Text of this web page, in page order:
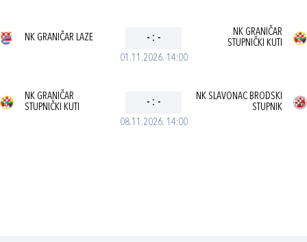
01.11.2026. 14:00
NK GRANIČAR LAZE - : -
NK GRANIČAR
STUPNIČKI KUTI
08.11.2026. 14:00
NK GRANIČAR
STUPNIČKI KUTI
- : -
NK SLAVONAC BRODSKI
STUPNIK